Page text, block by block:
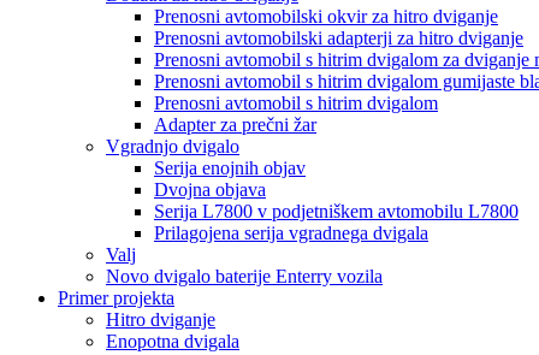
Prenosni avtomobilski okvir za hitro dviganje
Prenosni avtomobilski adapterji za hitro dviganje
Prenosni avtomobil s hitrim dvigalom za dviganje
Prenosni avtomobil s hitrim dvigalom gumijaste
Prenosni avtomobil s hitrim dvigalom
Adapter za prečni žar
Vgradnjo dvigalo
Serija enojnih objav
Dvojna objava
Serija L7800 v podjetniškem avtomobilu L7800
Prilagojena serija vgradnega dvigala
Valj
Novo dvigalo baterije Enterry vozila
Primer projekta
Hitro dviganje
Enopotna dvigala